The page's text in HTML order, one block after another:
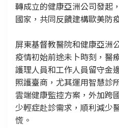
轉成立的健康亞洲公司發起
國家，共同反饋建構歐美防
屏東基督教醫院和健康亞洲
疫情初始前途未卜時刻，醫
護理人員和工作人員留守金
照護臺商，尤其運用智慧診
雲端健康監控方案，外加跨
少輕症赴診需求，順利減少
慌。